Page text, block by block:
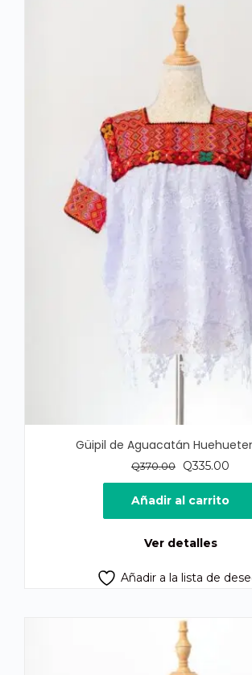
Güipil de Aguacatán
Q370.00
El
precio
original
era:
Q335.00
es:
Añadir al carrito
Ver detalles
Añadir a la lista de